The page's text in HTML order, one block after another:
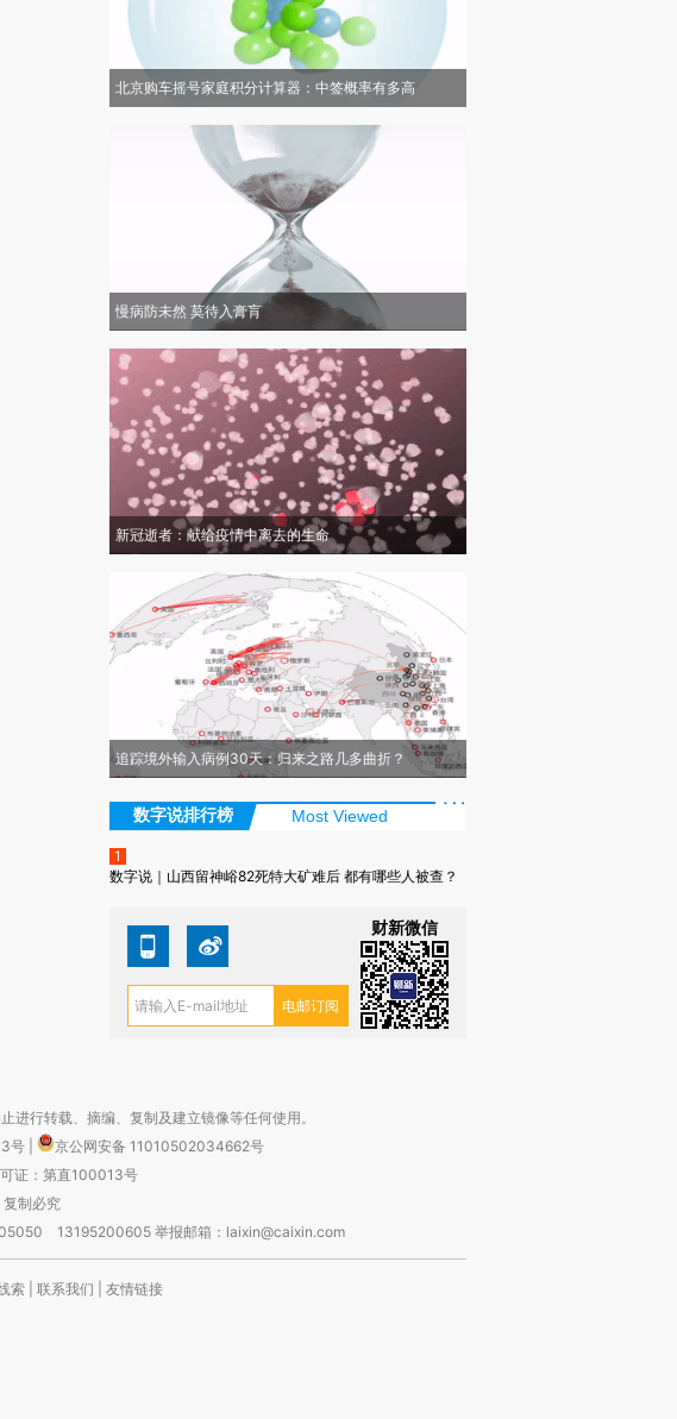
北京购车摇号家庭积分计算器：中签概率有多高
慢病防未然 莫待入膏肓
新冠逝者：献给疫情中离去的生命
追踪境外输入病例30天：归来之路几多曲折？
数字说排行榜 Most Viewed
1
数字说｜山西留神峪82死特大矿难后 都有哪些人被查？
财新微信
行转载、摘编、复制及建立镜像等任何使用。
号
京公网安备 11010502034662号
证：第直100013号
制必究
13195200605 举报邮箱：laixin@caixin.com
索 联系我们 友情链接